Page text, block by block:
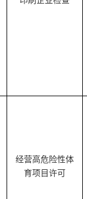
经营高危险性体
育项目许可